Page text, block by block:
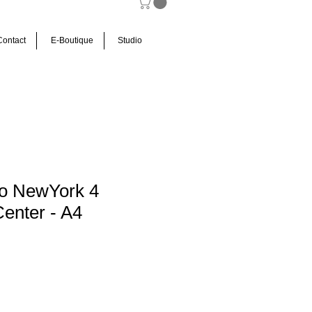
E-Boutique Studio
NewYork 4
- A4